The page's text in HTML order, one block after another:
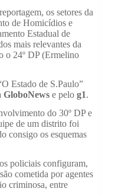
os setores da
de Homicídios e
Estadual de
mais relevantes da
o 24º DP (Ermelino
Estado de S.Paulo”
GloboNews e pelo g1.
do 30º DP e
de um distrito foi
consigo os esquemas
policiais configuram,
cometida por agentes
criminosa, entre